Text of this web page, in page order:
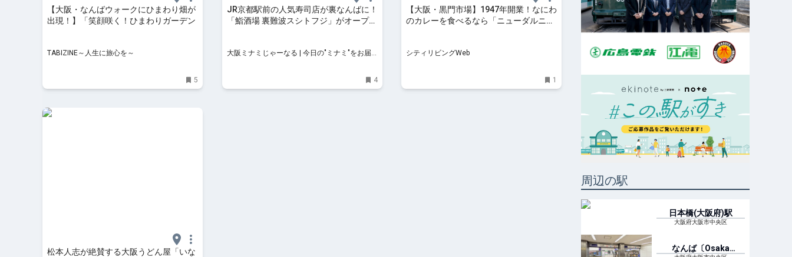
【大阪・なんばウォークにひまわり畑が
出現！】「笑顔咲く！ひまわりガーデン
TABIZINE～人生に旅心を～
5
JR京都駅前の人気寿司店が裏なんばに！
「鮨酒場 裏難波スシトフジ」がオープ
大阪ミナミじゃーなる | 今日の"ミナミ"をお届
4
【大阪・黒門市場】1947年開業！なにわ
のカレーを食べるなら「ニューダルニ
シティリビングWeb
1
松本人志が絶賛する大阪うどん屋「いな
周辺の駅
日本橋(大阪府)駅
大阪府大阪市中央区
なんば〔Osaka